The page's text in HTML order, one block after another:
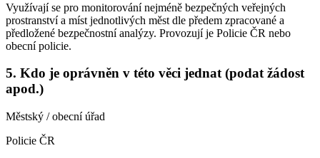
Využívají se pro monitorování nejméně bezpečných veřejných
prostranství a míst jednotlivých měst dle předem zpracované a
předložené bezpečnostní analýzy. Provozují je Policie ČR nebo
obecní policie.
5. Kdo je oprávněn v této věci jednat (podat žádost
apod.)
Městský / obecní úřad
Policie ČR